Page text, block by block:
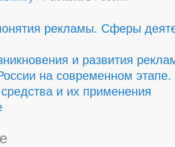
рекламы. Сферы
и развития
на современном
и их применения